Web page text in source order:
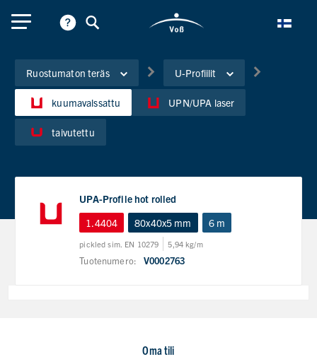
Ruostumaton teräs U-Profiilit
kuumavalssattu UPN/UPA laser
taivutettu
UPA-Profile hot rolled
1.4404
80x40x5 mm 6 m
pickled sim. EN 10279 5,94 kg/m
Tuotenumero: V0002763
Oma tili